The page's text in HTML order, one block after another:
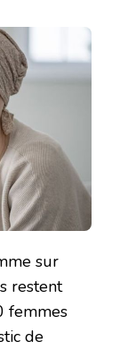
sur
restent
femmes
de